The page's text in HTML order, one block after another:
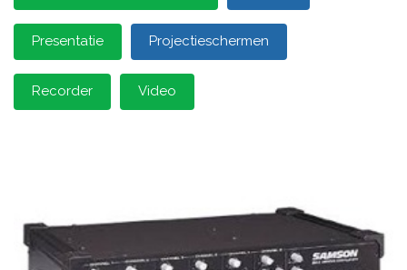
Presentatie Projectieschermen
Recorder Video